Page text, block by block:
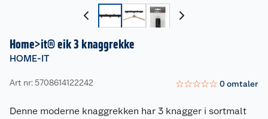
Home>it® eik 3 knaggrekke
HOME-IT
Art nr: 5708614122242 ☆☆☆☆☆ 0omtaler
Denne moderne knaggrekken har 3 knagger i sortmalt